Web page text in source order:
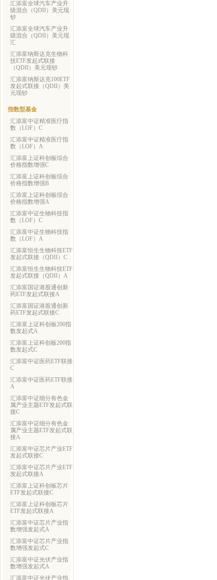
汇添富全球汽车产业升
级混合（QDII）美元现
钞
汇添富全球汽车产业升
级混合（QDII）美元现
汇
汇添富纳斯达克生物科
技ETF发起式联接
（QDII）美元现钞
汇添富纳斯达克100ETF
发起式联接（QDII）美
元现钞
指数型基金
汇添富中证精准医疗指
数（LOF）C
汇添富中证精准医疗指
数（LOF）A
汇添富上证科创板综合
价格指数增强C
汇添富上证科创板综合
价格指数增强B
汇添富上证科创板综合
价格指数增强A
汇添富中证生物科技指
数（LOF）C
汇添富中证生物科技指
数（LOF）A
汇添富恒生生物科技ETF
发起式联接（QDII）C
汇添富恒生生物科技ETF
发起式联接（QDII）A
汇添富国证港股通创新
药ETF发起式联接A
汇添富国证港股通创新
药ETF发起式联接C
汇添富上证科创板200指
数发起式A
汇添富上证科创板200指
数发起式C
汇添富中证医药ETF联接
C
汇添富中证医药ETF联接
A
汇添富中证细分有色金
属产业主题ETF发起式联
接C
汇添富中证细分有色金
属产业主题ETF发起式联
接A
汇添富中证芯片产业ETF
发起式联接C
汇添富中证芯片产业ETF
发起式联接A
汇添富上证科创板芯片
ETF发起式联接C
汇添富上证科创板芯片
ETF发起式联接A
汇添富中证芯片产业指
数增强发起式A
汇添富中证芯片产业指
数增强发起式C
汇添富中证光伏产业指
数增强发起式A
汇添富中证光伏产业指